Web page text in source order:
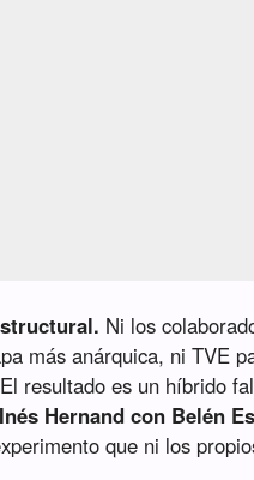
Ni los
más anárquica, ni TVE
resultado es un híbrido
Inés Hernand con Belén
que ni los